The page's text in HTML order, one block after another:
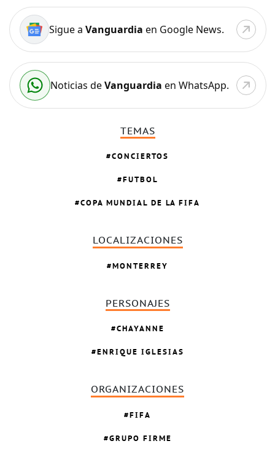
Sigue a Vanguardia en Google News.
Noticias deVanguardia en WhatsApp.
TEMAS
CONCIERTOS
FUTBOL
COPA MUNDIAL DE LA FIFA
LOCALIZACIONES
MONTERREY
PERSONAJES
CHAYANNE
ENRIQUE IGLESIAS
ORGANIZACIONES
FIFA
GRUPO FIRME